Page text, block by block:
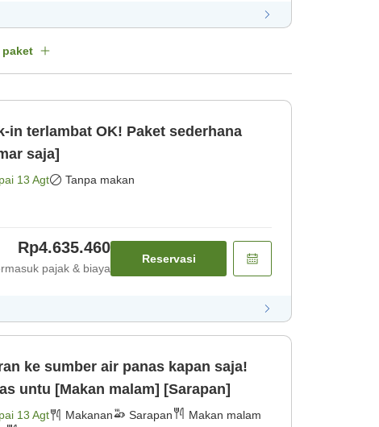
paket
in terlambat OK! Paket sederhana
saja]
13 Agt Tanpa makan
Rp4.635.460
pajak & biaya
Reservasi
ke sumber air panas kapan saja!
untu [Makan malam] [Sarapan]
13 Agt Makanan Sarapan
Makan malam